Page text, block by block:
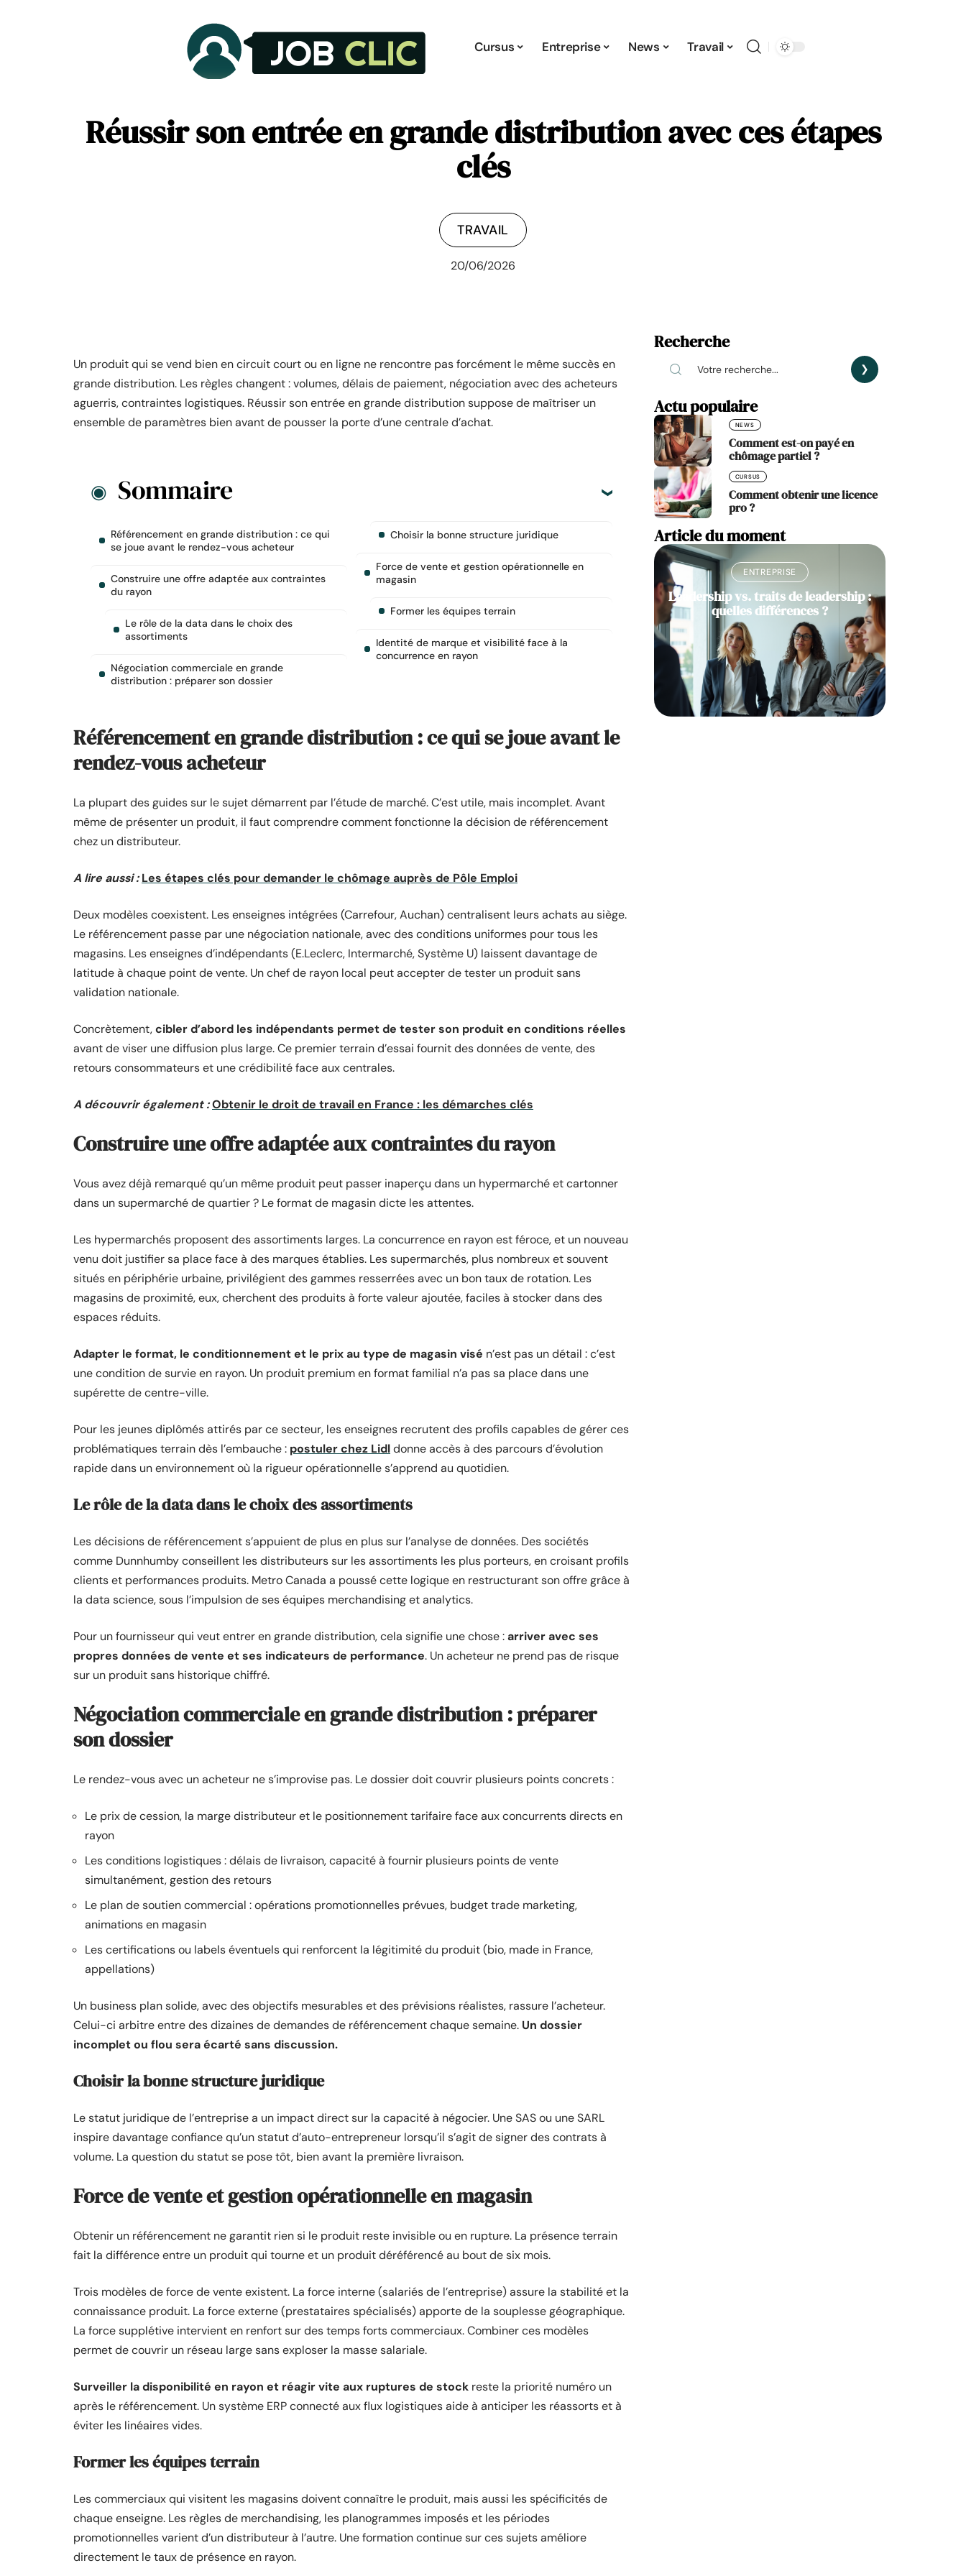
Cursus Entreprise News Travail
Réussir son entrée en grande distribution avec ces étapes
clés
TRAVAIL
20/06/2026
Un produit qui se vend bien en circuit court ou en ligne ne rencontre pas forcément le même succès en
grande distribution. Les règles changent : volumes, délais de paiement, négociation avec des acheteurs
aguerris, contraintes logistiques. Réussir son entrée en grande distribution suppose de maîtriser un
ensemble de paramètres bien avant de pousser la porte d’une centrale d’achat.
Sommaire
Référencement en grande distribution : ce qui
se joue avant le rendez-vous acheteur
Construire une offre adaptée aux contraintes
du rayon
Le rôle de la data dans le choix des
assortiments
Négociation commerciale en grande
distribution : préparer son dossier
Choisir la bonne structure juridique
Force de vente et gestion opérationnelle en
magasin
Former les équipes terrain
Identité de marque et visibilité face à la
concurrence en rayon
Référencement en grande distribution : ce qui se joue avant le
rendez-vous acheteur
La plupart des guides sur le sujet démarrent par l’étude de marché. C’est utile, mais incomplet. Avant
même de présenter un produit, il faut comprendre comment fonctionne la décision de référencement
chez un distributeur.
A lire aussi : Les étapes clés pour demander le chômage auprès de Pôle Emploi
Deux modèles coexistent. Les enseignes intégrées (Carrefour, Auchan) centralisent leurs achats au siège.
Le référencement passe par une négociation nationale, avec des conditions uniformes pour tous les
magasins. Les enseignes d’indépendants (E.Leclerc, Intermarché, Système U) laissent davantage de
latitude à chaque point de vente. Un chef de rayon local peut accepter de tester un produit sans
validation nationale.
Concrètement,cibler d’abord les indépendants permet de tester son produit en conditions réelles
avant de viser une diffusion plus large. Ce premier terrain d’essai fournit des données de vente, des
retours consommateurs et une crédibilité face aux centrales.
A découvrir également :Obtenir le droit de travail en France : les démarches clés
Construire une offre adaptée aux contraintes du rayon
Vous avez déjà remarqué qu’un même produit peut passer inaperçu dans un hypermarché et cartonner
dans un supermarché de quartier ? Le format de magasin dicte les attentes.
Les hypermarchés proposent des assortiments larges. La concurrence en rayon est féroce, et un nouveau
venu doit justifier sa place face à des marques établies. Les supermarchés, plus nombreux et souvent
situés en périphérie urbaine, privilégient des gammes resserrées avec un bon taux de rotation. Les
magasins de proximité, eux, cherchent des produits à forte valeur ajoutée, faciles à stocker dans des
espaces réduits.
Adapter le format, le conditionnement et le prix au type de magasin visé n’est pas un détail : c’est
une condition de survie en rayon. Un produit premium en format familial n’a pas sa place dans une
supérette de centre-ville.
Pour les jeunes diplômés attirés par ce secteur, les enseignes recrutent des profils capables de gérer ces
problématiques terrain dès l’embauche : postuler chez Lidldonne accès à des parcours d’évolution
rapide dans un environnement où la rigueur opérationnelle s’apprend au quotidien.
Le rôle de la data dans le choix des assortiments
Les décisions de référencement s’appuient de plus en plus sur l’analyse de données. Des sociétés
comme Dunnhumby conseillent les distributeurs sur les assortiments les plus porteurs, en croisant profils
clients et performances produits. Metro Canada a poussé cette logique en restructurant son offre grâce à
la data science, sous l’impulsion de ses équipes merchandising et analytics.
Pour un fournisseur qui veut entrer en grande distribution, cela signifie une chose :arriver avec ses
propres données de vente et ses indicateurs de performance. Un acheteur ne prend pas de risque
sur un produit sans historique chiffré.
Négociation commerciale en grande distribution : préparer
son dossier
Le rendez-vous avec un acheteur ne s’improvise pas. Le dossier doit couvrir plusieurs points concrets :
Le prix de cession, la marge distributeur et le positionnement tarifaire face aux concurrents directs en
rayon
Les conditions logistiques : délais de livraison, capacité à fournir plusieurs points de vente
simultanément, gestion des retours
Le plan de soutien commercial : opérations promotionnelles prévues, budget trade marketing,
animations en magasin
Les certifications ou labels éventuels qui renforcent la légitimité du produit (bio, made in France,
appellations)
Un business plan solide, avec des objectifs mesurables et des prévisions réalistes, rassure l’acheteur.
Celui-ci arbitre entre des dizaines de demandes de référencement chaque semaine. Un dossier
incomplet ou flou sera écarté sans discussion.
Choisir la bonne structure juridique
Le statut juridique de l’entreprise a un impact direct sur la capacité à négocier. Une SAS ou une SARL
inspire davantage confiance qu’un statut d’auto-entrepreneur lorsqu’il s’agit de signer des contrats à
volume. La question du statut se pose tôt, bien avant la première livraison.
Force de vente et gestion opérationnelle en magasin
Obtenir un référencement ne garantit rien si le produit reste invisible ou en rupture. La présence terrain
fait la différence entre un produit qui tourne et un produit déréférencé au bout de six mois.
Trois modèles de force de vente existent. La force interne (salariés de l’entreprise) assure la stabilité et la
connaissance produit. La force externe (prestataires spécialisés) apporte de la souplesse géographique.
La force supplétive intervient en renfort sur des temps forts commerciaux. Combiner ces modèles
permet de couvrir un réseau large sans exploser la masse salariale.
Surveiller la disponibilité en rayon et réagir vite aux ruptures de stock reste la priorité numéro un
après le référencement. Un système ERP connecté aux flux logistiques aide à anticiper les réassorts et à
éviter les linéaires vides.
Former les équipes terrain
Les commerciaux qui visitent les magasins doivent connaître le produit, mais aussi les spécificités de
chaque enseigne. Les règles de merchandising, les planogrammes imposés et les périodes
promotionnelles varient d’un distributeur à l’autre. Une formation continue sur ces sujets améliore
directement le taux de présence en rayon.
Recherche
Actu populaire
NEWS
Comment est-on payé en
chômage partiel ?
CURSUS
Comment obtenir une licence
pro ?
Article du moment
ENTREPRISE
Leadership vs. traits de leadership :
quelles différences ?